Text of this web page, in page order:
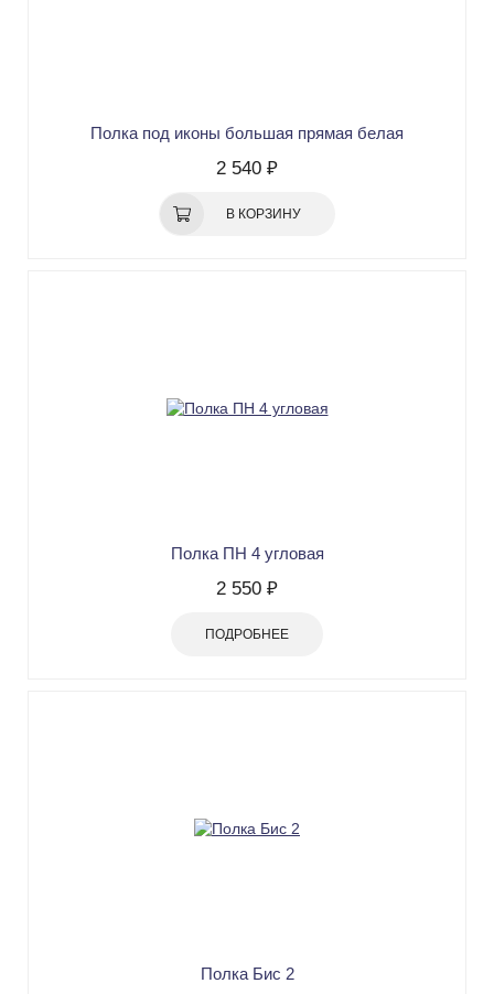
Полка под иконы большая прямая белая
2 540 ₽
В КОРЗИНУ
Полка ПН 4 угловая
2 550 ₽
ПОДРОБНЕЕ
Полка Бис 2